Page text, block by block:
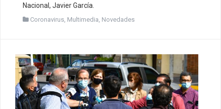
Nacional, Javier García.
Coronavirus Multimedia Novedades